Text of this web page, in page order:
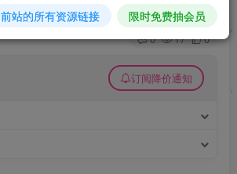
关注 私信
0 17 0
订阅降价通知
站的所有资源链接 限时免费抽会员